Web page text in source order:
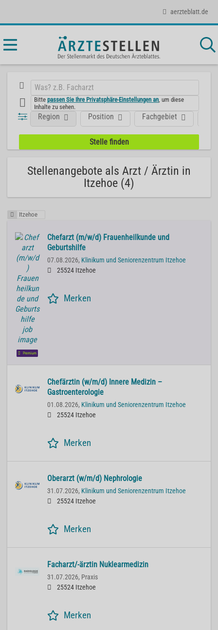
aerzteblatt.de
Bittepassen Sie Ihre Privatsphäre-Einstellungen an , um diese
Inhalte zu sehen.
Position Fachgebiet
Region
Stellenangebote als Arzt / Ärztin in
Itzehoe (4)
Itzehoe
Premium
Chefarzt (m/w/d) Frauenheilkunde und
Geburtshilfe
07.08.2026, Klinikum und Seniorenzentrum Itzehoe
25524 Itzehoe
Merken
Chefärztin (w/m/d) Innere Medizin –
Gastroenterologie
01.08.2026, Klinikum und Seniorenzentrum Itzehoe
25524 Itzehoe
Merken
Oberarzt (w/m/d) Nephrologie
31.07.2026, Klinikum und Seniorenzentrum Itzehoe
25524 Itzehoe
Merken
Facharzt/-ärztin Nuklearmedizin
31.07.2026, Praxis
25524 Itzehoe
Merken